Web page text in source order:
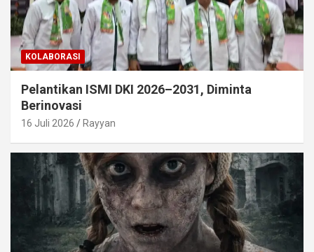
KOLABORASI
Pelantikan ISMI DKI 2026–2031, Diminta
Berinovasi
16 Juli 2026 Rayyan